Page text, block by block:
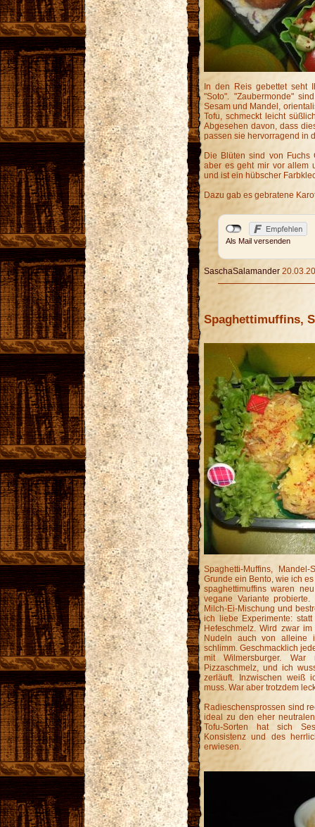
In den Reis gebettet seht
"Soto". "Zaubermonde"
Sesam und Mandel,
Tofu, schmeckt leicht
Abgesehen davon, dass
passen sie hervorragend in
Die Blüten sind von Fuchs
aber es geht mir vor allem
und ist ein hübscher
Dazu gab es gebratene
Als Mail versenden
SaschaSalamander
Spaghettimuffins,
Spaghetti-Muffins,
Grunde ein Bento, wie ich
spaghettimuffins waren
vegane Variante
Milch-Ei-Mischung und
ich liebe Experimente:
Hefeschmelz. Wird zwar
Nudeln auch von alleine
schlimm. Geschmacklich
mit Wilmersburger.
Pizzaschmelz, und ich
zerläuft. Inzwischen weiß
muss. War aber trotzdem
Radieschensprossen sind
ideal zu den eher
Tofu-Sorten hat sich
Konsistenz und des
erwiesen.